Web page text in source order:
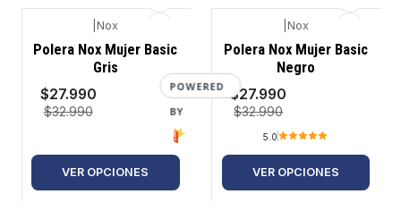
-15%
|Nox
Polera Nox Mujer Basic
Gris
$27.990
$32.990
VER OPCIONES
-15%
Nox
Polera Nox Mujer Basic
Negro
$27.990
$32.990
5.0
VER OPCIONES
POWERED
BY